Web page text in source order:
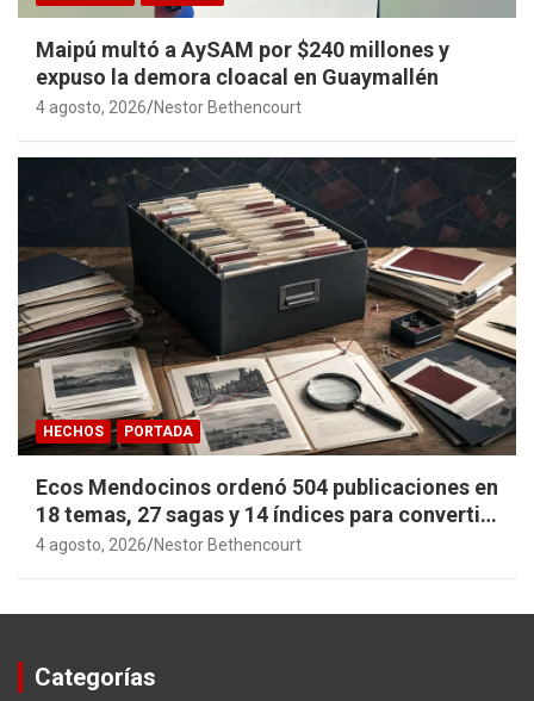
Maipú multó a AySAM por $240 millones y
expuso la demora cloacal en Guaymallén
4 agosto, 2026 Nestor Bethencourt
HECHOS PORTADA
Ecos Mendocinos ordenó 504 publicaciones en
18 temas, 27 sagas y 14 índices para convertir
años de investigación en memoria pública
4 agosto, 2026 Nestor Bethencourt
Categorías